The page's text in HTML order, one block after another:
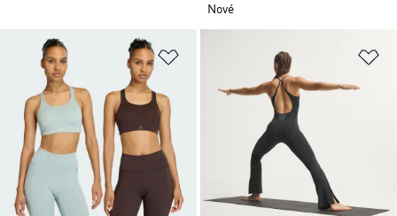
Nové
Přidat do seznamu přání